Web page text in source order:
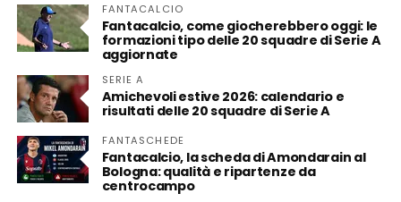
FANTACALCIO
Fantacalcio, come giocherebbero oggi: le
formazioni tipo delle 20 squadre di Serie A
aggiornate
SERIE A
Amichevoli estive 2026: calendario e
risultati delle 20 squadre di Serie A
FANTASCHEDE
Fantacalcio, la scheda di Amondarain al
Bologna: qualità e ripartenze da
centrocampo